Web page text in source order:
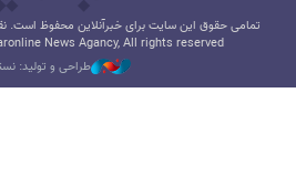
تمامی حقوق این سایت برای خبرآنلاین محفوظ است.
News Agancy, All rights reserved
طراحی و تولید: